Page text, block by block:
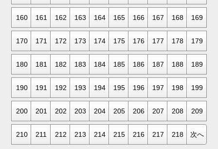
160 161 162 163 164 165 166 167 168 169
170 171 172 173 174 175 176 177 178 179
180 181 182 183 184 185 186 187 188 189
190 191 192 193 194 195 196 197 198 199
200 201 202 203 204 205 206 207 208 209
210 211 212 213 214 215 216 217 218 次へ